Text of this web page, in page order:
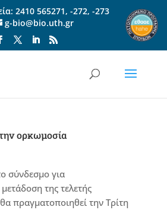
2410 565271, -272, -273
g-bio@bio.uth.gr
ορκωμοσία
σύνδεσμο για
της τελετής
πραγματοποιηθεί την Τρίτη